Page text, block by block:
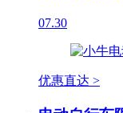
07.30
优惠直达 >